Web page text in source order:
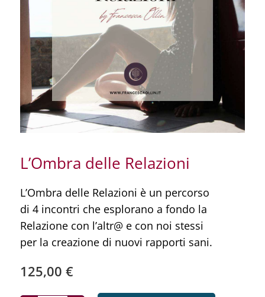
RISORSE GRATUITE
SHOP
IL MIO ACCOUNT
L’Ombra delle Relazioni
L’Ombra delle Relazioni è un percorso
di 4 incontri che esplorano a fondo la
Relazione con l’altr@ e con noi stessi
per la creazione di nuovi rapporti sani.
125,00 €